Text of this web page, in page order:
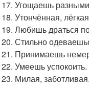
Угощаешь
Утончённая,
Любишь драться
Стильно
Принимаешь
Умеешь успокоить.
Милая, заботливая.